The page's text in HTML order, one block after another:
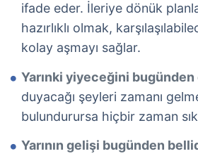
ifade eder. İleriye dönük
hazırlıklı olmak,
kolay aşmayı sağlar.
Yarınki yiyeceğini bugünden
duyacağı şeyleri zamanı
bulundurursa hiçbir zaman
Yarının gelişi bugünden